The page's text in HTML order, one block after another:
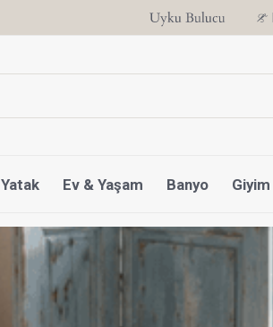
Uyku Uzmanı Othello Şimdi Penelope'de
Yatak Ev & Yaşam Banyo Giyim